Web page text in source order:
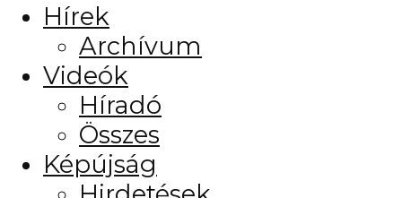
Hírek
Archívum
Videók
Híradó
Összes
Képújság